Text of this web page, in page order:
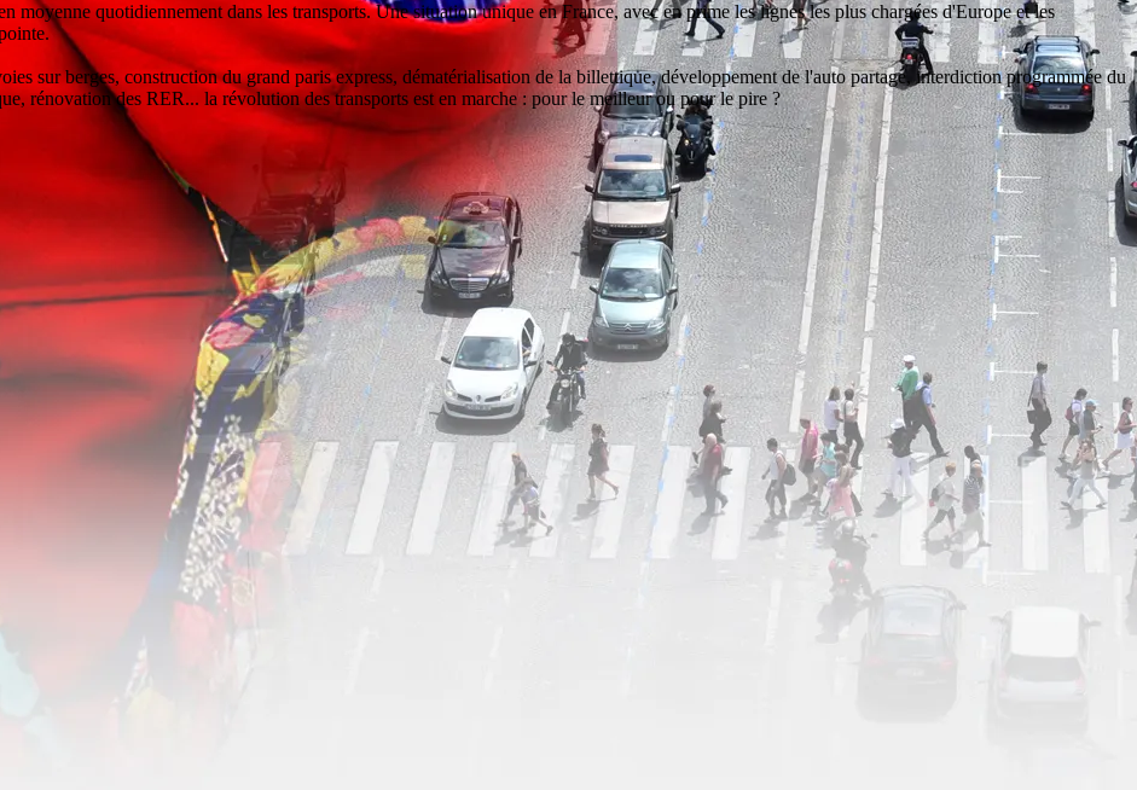
moyenne quotidiennement dans les transports. Une situation unique en France, avec en prime les lignes les plus chargées d'Europe et les
sur berges, construction du grand paris express, dématérialisation de la billettique, développement de l'auto partage, interdiction programmée du
rénovation des RER... la révolution des transports est en marche : pour le meilleur ou pour le pire ?